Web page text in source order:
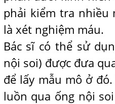
phải kiểm tra nhiều
là xét nghiệm máu.
Bác sĩ có thể sử
nội soi) được đưa
để lấy mẫu mô ở
luồn qua ống nội